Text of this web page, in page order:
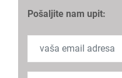
Pošaljite nam upit: